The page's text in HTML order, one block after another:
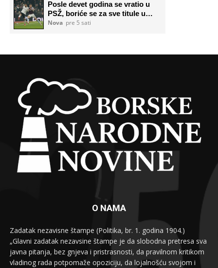
O NAMA
Zadatak nezavisne štampe (Politika, br. 1. godina 1904.)
„Glavni zadatak nezavsine štampe je da slobodna pretresa sva
javna pitanja, bez gnjeva i pristrasnosti, da pravilnom kritikom
vladinog rada potpomaže opoziciju, da lojalnošću svojom i